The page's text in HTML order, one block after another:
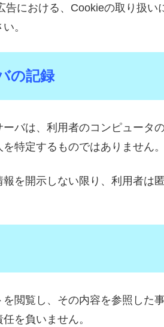
告における、Cookieの取り扱
。
の記録
バは、利用者のコンピュータ
特定するものではありません。
を開示しない限り、利用者は
閲覧し、その内容を参照した
を負いません。